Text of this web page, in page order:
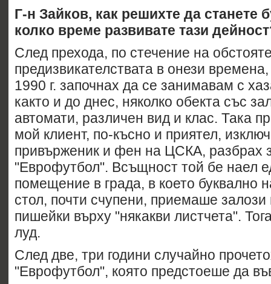
Г-н Зайков, как решихте да станете
колко време развивате тази
След прехода, по стечение на
предизвикателствата в онези
1990 г. започнах да се занимавам с
както и до днес, няколко обекта със
автомати, различен вид и клас. Така
мой клиент, по-късно и приятел,
привърженик и фен на ЦСКА, разбрах
"Еврофутбол". Всъщност той бе наел
помещение в града, в което буквално
стол, почти счупени, приемаше
пишейки върху "някакви листчета".
луд.
След две, три години случайно
"Еврофутбол", която предстоеше да